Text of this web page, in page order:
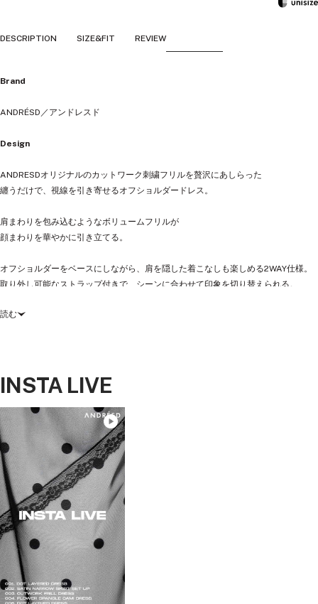
DESCRIPTION SIZE&FIT REVIEW
Brand
ANDRÉSD／アンドレスド
Design
ANDRESDオリジナルのカットワーク刺繍フリルを贅沢にあしらった
纏うだけで、視線を引き寄せるオフショルダードレス。
肩まわりを包み込むようなボリュームフリルが
顔まわりを華やかに引き立てる。
オフショルダーをベースにしながら、肩を隠した着こなしも楽しめる2WAY仕様。
取り外し可能なストラップ付きで、シーンに合わせて印象を切り替えられる。
同素材の刺繍シュシュを合わせれば、スタイリングに統一感と余韻を。
デイリーからリゾートシーンまで自然と馴染む。
グレー×ブラックは、ピンストライプ素材に微光沢タフタの刺繍を重ね
甘さを抑えたモードな印象へ。
カラーごとに異なる空気感を持ちながら、どちらも存在感を纏う一着。
オケージョンから日常まで、自然と印象を引き上げるドレスです。
※洗濯方法：クリーニング店にご相談ください。
Color
blackwhite / grayblack
む
INSTA LIVE